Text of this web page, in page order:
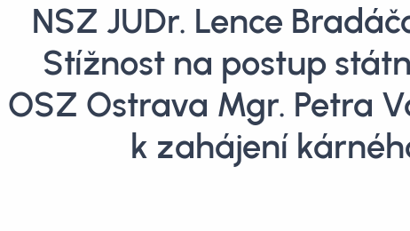
NSZ JUDr. Lence
Stížnost na postup
OSZ Ostrava Mgr. Petra
k zahájení